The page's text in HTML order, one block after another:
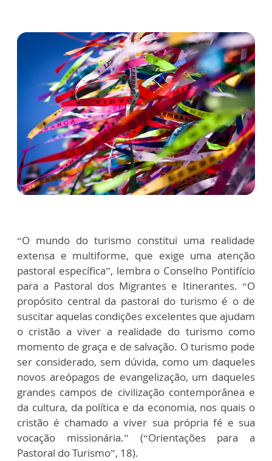
“O mundo do turismo constitui uma realidade
extensa e multiforme, que exige uma atenção
pastoral específica”, lembra o Conselho Pontifício
para a Pastoral dos Migrantes e Itinerantes. “O
propósito central da pastoral do turismo é o de
suscitar aquelas condições excelentes que ajudam
o cristão a viver a realidade do turismo como
momento de graça e de salvação. O turismo pode
ser considerado, sem dúvida, como um daqueles
novos areópagos de evangelização, um daqueles
grandes campos de civilização contemporânea e
da cultura, da política e da economia, nos quais o
cristão é chamado a viver sua própria fé e sua
vocação missionária.” (“Orientações para a
Pastoral do Turismo”, 18).